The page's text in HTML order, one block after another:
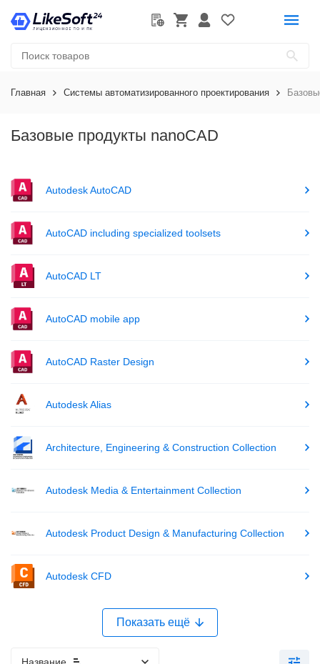
Главная Системы автоматизированного проектирования
Базовые продукты nanoCAD
Autodesk AutoCAD
AutoCAD including specialized toolsets
AutoCAD LT
AutoCAD mobile app
AutoCAD Raster Design
Autodesk Alias
Architecture, Engineering & Construction Collection
Autodesk Media & Entertainment Collection
Autodesk Product Design & Manufacturing Collection
Autodesk CFD
Показать ещё